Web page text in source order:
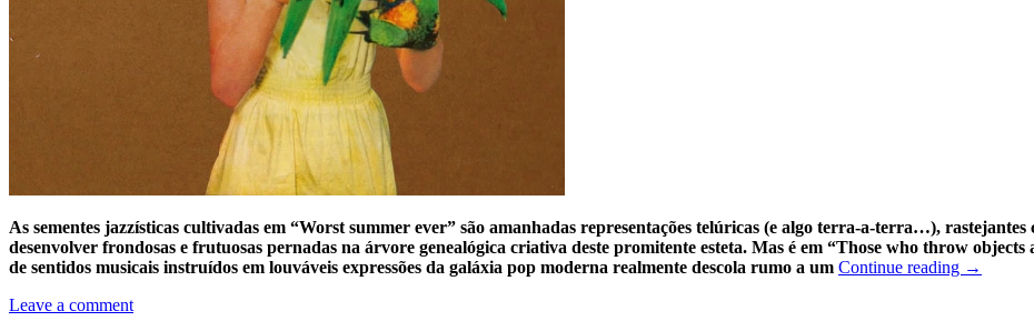
As sementes jazzísticas cultivadas em “Worst summer ever” são amanhadas representações telúricas (e algo terra-a-terra…),
desenvolver frondosas e frutuosas pernadas na árvore genealógica criativa deste promitente esteta. Mas é em “Those who throw
de sentidos musicais instruídos em louváveis expressões da galáxia pop moderna realmente descola rumo a um Continue reading →
Leave a comment